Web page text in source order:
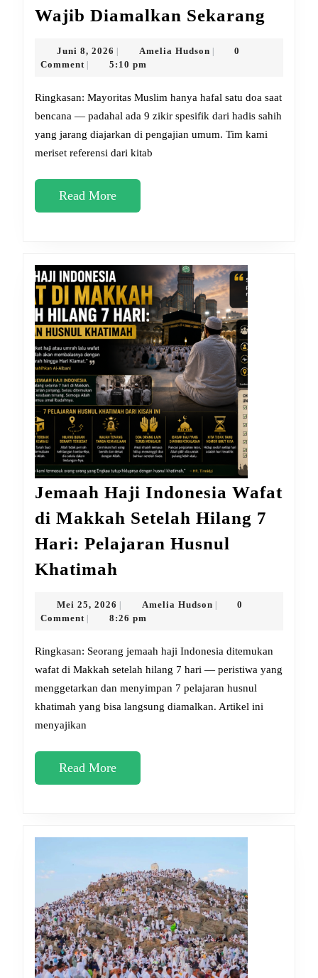
Wajib Diamalkan Sekarang
yang
Juni 8, 2026 Juni
8,
Amelia HudsonAmelia
0
Comment
5:10 pm
Ringkasan: Mayoritas Muslim hanya hafal satu doa saat
bencana — padahal ada 9 zikir spesifik dari hadis sahih
yang jarang diajarkan di pengajian umum. Tim kami
meriset referensi dari kitab
Read MoreRead
More
Jemaah Haji Indonesia Wafat
di Makkah Setelah Hilang 7
Hari: Pelajaran Husnul
Khatimah
Indonesia
Wafat
di
Makkah
Setelah
Hilang
Hari:
Pelajaran
Mei 25, 2026 Mei
25,
Amelia HudsonAmelia
0
Comment
8:26 pm
Ringkasan: Seorang jemaah haji Indonesia ditemukan
wafat di Makkah setelah hilang 7 hari — peristiwa yang
menggetarkan dan menyimpan 7 pelajaran husnul
khatimah yang bisa langsung diamalkan. Artikel ini
menyajikan
Read MoreRead
More